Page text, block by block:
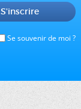
Se souvenir de moi ?
S'inscrire